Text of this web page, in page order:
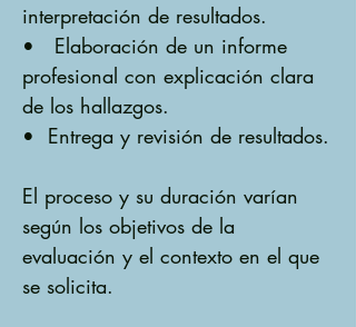
interpretación de resultados.
• Elaboración de un informe
profesional con explicación clara
de los hallazgos.
• Entrega y revisión de resultados.
El proceso y su duración varían
según los objetivos de la
evaluación y el contexto en el que
se solicita.